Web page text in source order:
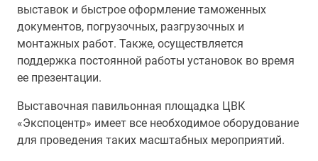
выставок и быстрое оформление таможенных
документов, погрузочных, разгрузочных и
монтажных работ. Также, осуществляется
поддержка постоянной работы установок во время
ее презентации.
Выставочная павильонная площадка ЦВК
«Экспоцентр» имеет все необходимое оборудование
для проведения таких масштабных мероприятий.